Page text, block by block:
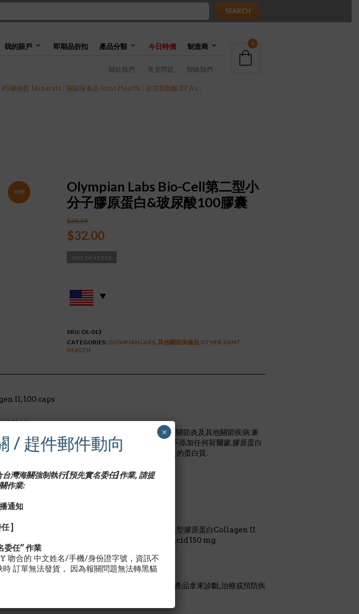
SEARCH
我的賬戶 即期品折扣 產品分類 今日特價 制造商
關於我們 常見問題 聯絡我們
0
鈣/礦物質 Minerals 關節保養品 Joint Health
必需脂肪酸 EFAs
特價!
Olympian Labs Bio-Cell第二型小
分子膠原蛋白&玻尿酸100膠囊
$38.89
Original
was:
$32.00Current
is:
OUT OF STOCK
SKU: OL-013
CATEGORIES: OLYMPIAN LABS, 其他關節保健品 OTHER JOINT
HEALTH
II, 100 caps
II (幼雞軟骨第二型膠原蛋白)主要用於改善風濕性關節炎及其他關節疾病.兼
能. Bio-Cell Collagen II採自100%天然幼雞胸骨,不添加任何荷爾蒙.膠原蛋白
人體維護健康軟骨,肌腱,韌帶和皮膚,補充因老化損失的蛋白質.
關節保健有用之三樣產品相關英文報導:
3.MSM
用量Serving Size (cap) 3膠囊BioCell第二型膠原蛋白Collagen II
Sulfate 300mg玻尿酸Hyaluronic Acid 150 mg
每日3膠囊,空腹服用.或依據醫師指示服用.
以上聲明未經美國食品及藥物管理局認可.勿將本產品拿來診斷,治療或預防疾
/ 趕件郵件動向
灣海關強制執行[預先實名委任]作業, 請提
作業:
通知
]
委任” 作業
吻合的 中文姓名/手機/身份證字號，資訊不
訂單無法發貨， 因為報關問題無法轉黑貓
×